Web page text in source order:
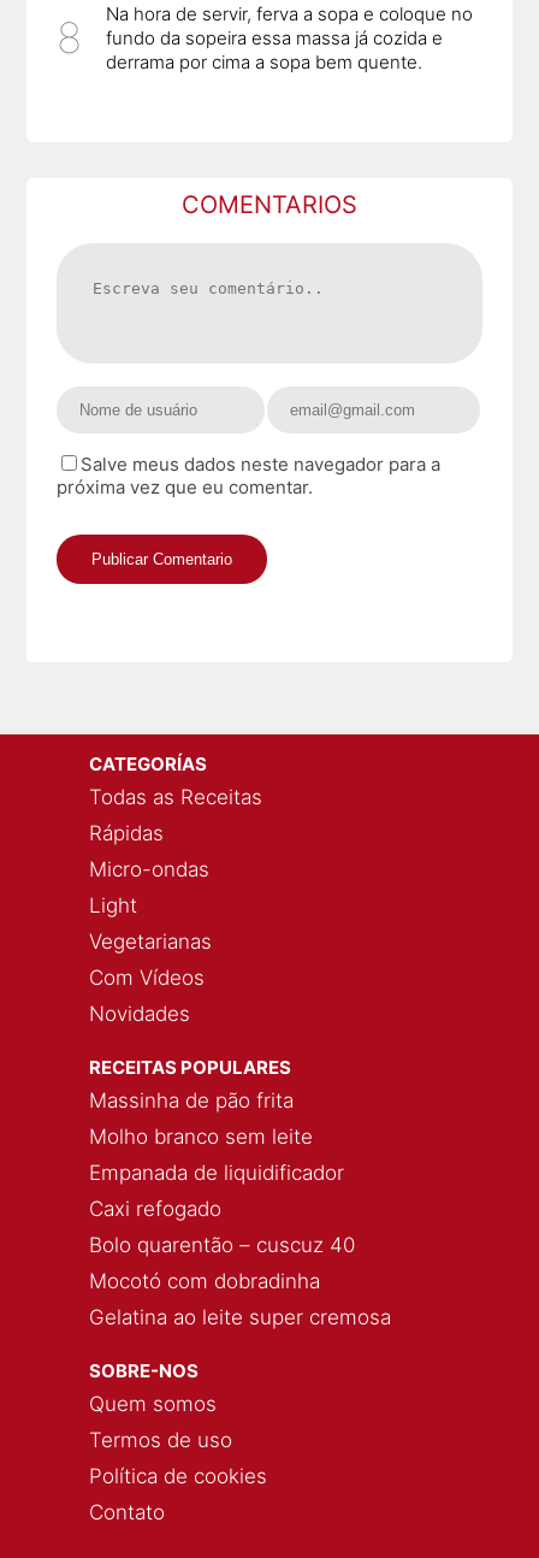
Na hora de servir, ferva a sopa e coloque no
fundo da sopeira essa massa já cozida e
derrama por cima a sopa bem quente.
COMENTARIOS
Salve meus dados neste navegador para a
próxima vez que eu comentar.
CATEGORÍAS
Todas as Receitas
Rápidas
Micro-ondas
Light
Vegetarianas
Com Vídeos
Novidades
RECEITAS POPULARES
Massinha de pão frita
Molho branco sem leite
Empanada de liquidificador
Caxi refogado
Bolo quarentão – cuscuz 40
Mocotó com dobradinha
Gelatina ao leite super cremosa
SOBRE-NOS
Quem somos
Termos de uso
Política de cookies
Contato